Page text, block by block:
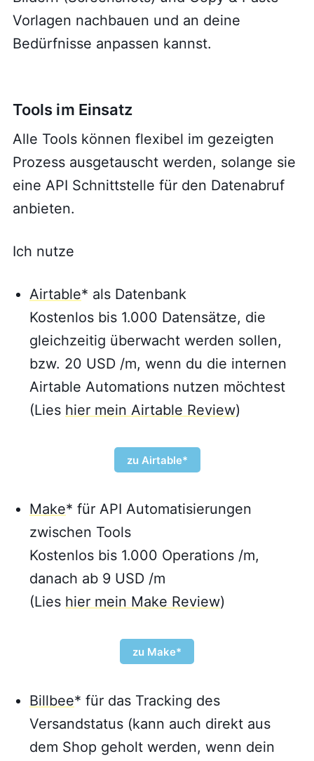
Vorlagen nachbauen und an deine
Bedürfnisse anpassen kannst.
Tools im Einsatz
Alle Tools können flexibel im gezeigten
Prozess ausgetauscht werden, solange sie
eine API Schnittstelle für den Datenabruf
anbieten.
Ich nutze
Airtable* als Datenbank
Kostenlos bis 1.000 Datensätze, die
gleichzeitig überwacht werden sollen,
bzw. 20 USD /m, wenn du die internen
Airtable Automations nutzen möchtest
(Lies hier mein Airtable Review)
zu Airtable*
Make* für API Automatisierungen
zwischen Tools
Kostenlos bis 1.000 Operations /m,
danach ab 9 USD /m
(Lies hier mein Make Review)
zu Make*
Billbee* für das Tracking des
Versandstatus (kann auch direkt aus
dem Shop geholt werden, wenn dein